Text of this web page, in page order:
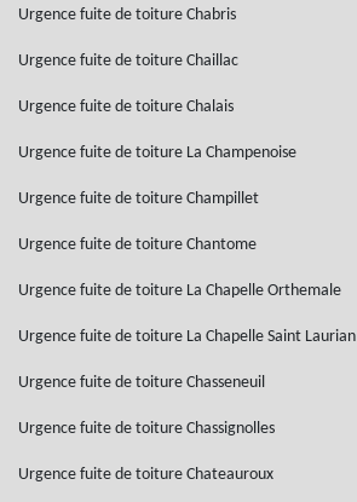
Urgence fuite de toiture Chabris
Urgence fuite de toiture Chaillac
Urgence fuite de toiture Chalais
Urgence fuite de toiture La Champenoise
Urgence fuite de toiture Champillet
Urgence fuite de toiture Chantome
Urgence fuite de toiture La Chapelle Orthemale
Urgence fuite de toiture La Chapelle Saint Laurian
Urgence fuite de toiture Chasseneuil
Urgence fuite de toiture Chassignolles
Urgence fuite de toiture Chateauroux